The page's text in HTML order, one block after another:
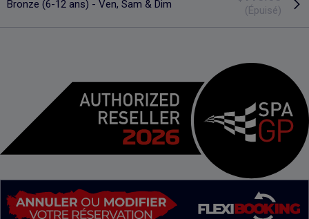
Bronze (6-12 ans) - Ven, Sam & Dim
(Épuisé)